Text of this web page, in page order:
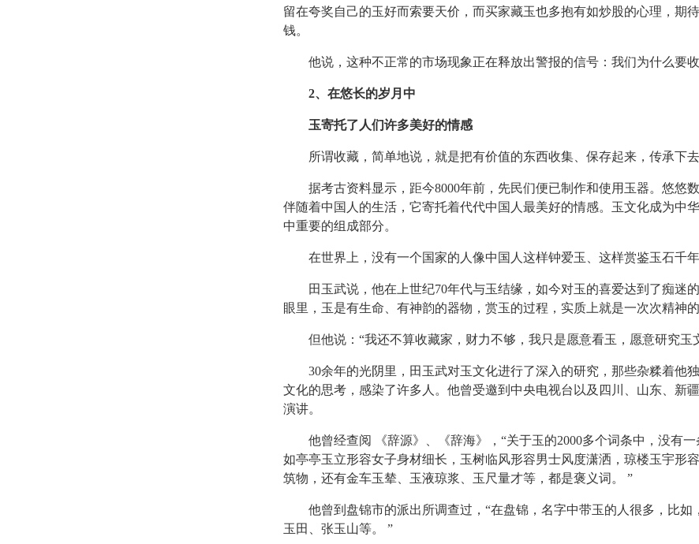
留在夸奖自己的玉好而索要天价，而买家藏玉也多抱有如炒股的心理，期
钱。
他说，这种不正常的市场现象正在释放出警报的信号：我们为什么要收
2、在悠长的岁月中
玉寄托了人们许多美好的情感
所谓收藏，简单地说，就是把有价值的东西收集、保存起来，传承下去
据考古资料显示，距今8000年前，先民们便已制作和使用玉器。悠悠
伴随着中国人的生活，它寄托着代代中国人最美好的情感。玉文化成为中
中重要的组成部分。
在世界上，没有一个国家的人像中国人这样钟爱玉、这样赏鉴玉石千年
田玉武说，他在上世纪70年代与玉结缘，如今对玉的喜爱达到了痴迷
眼里，玉是有生命、有神韵的器物，赏玉的过程，实质上就是一次次精神的
但他说：“我还不算收藏家，财力不够，我只是愿意看玉，愿意研究玉
30余年的光阴里，田玉武对玉文化进行了深入的研究，那些杂糅着他
文化的思考，感染了许多人。他曾受邀到中央电视台以及四川、山东、新
演讲。
他曾经查阅 《辞源》、《辞海》，“关于玉的2000多个词条中，没有一
如亭亭玉立形容女子身材细长，玉树临风形容男士风度潇洒，琼楼玉宇形
筑物，还有金车玉辇、玉液琼浆、玉尺量才等，都是褒义词。 ”
他曾到盘锦市的派出所调查过，“在盘锦，名字中带玉的人很多，比如
玉田、张玉山等。 ”